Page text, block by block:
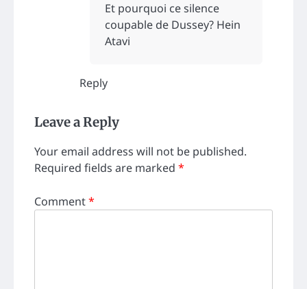
Et pourquoi ce silence
coupable de Dussey? Hein
Atavi
Reply
Leave a Reply
Your email address will not be published.
Required fields are marked *
Comment*